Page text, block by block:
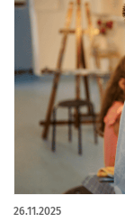
26.11.2025